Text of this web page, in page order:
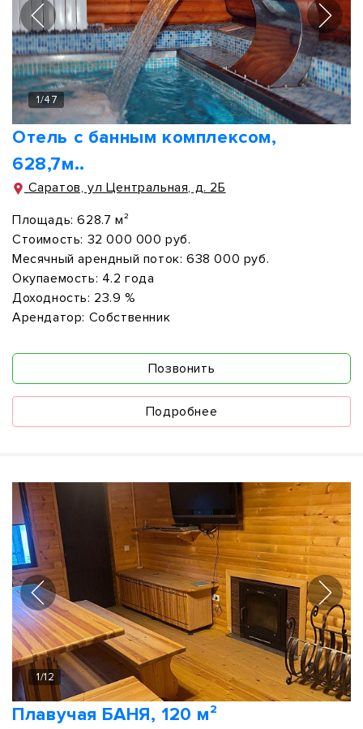
1/47
Отель с банным комплексом,
628,7м..
Саратов, ул Центральная, д. 2Б
Площадь: 628.7 м²
Стоимость: 32 000 000 руб.
Месячный арендный поток: 638 000 руб.
Окупаемость: 4.2 года
Доходность: 23.9 %
Арендатор: Собственник
Позвонить
Подробнее
1/12
Плавучая БАНЯ, 120 м²